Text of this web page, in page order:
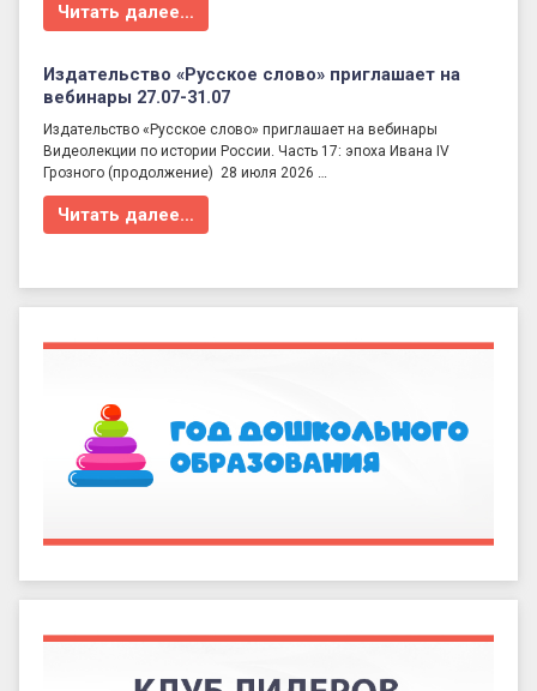
Читать далее…
Издательство «Русское слово» приглашает на
вебинары 27.07-31.07
Издательство «Русское слово» приглашает на вебинары
Видеолекции по истории России. Часть 17: эпоха Ивана IV
Грозного (продолжение) 28 июля 2026 …
Читать далее…